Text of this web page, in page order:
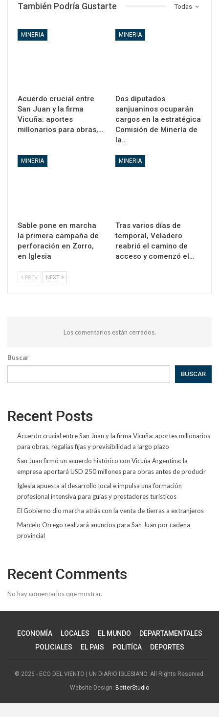
Todas
También Podría Gustarte
MINERIA
Acuerdo crucial entre
San Juan y la firma
Vicuña: aportes
millonarios para obras,…
MINERIA
Dos diputados
sanjuaninos ocuparán
cargos en la estratégica
Comisión de Minería de
la…
MINERIA
Sable pone en marcha
la primera campaña de
perforación en Zorro,
en Iglesia
MINERIA
Tras varios días de
temporal, Veladero
reabrió el camino de
acceso y comenzó el…
PREV NEXT
Los comentarios están cerrados.
Buscar
BUSCAR
Recent Posts
Acuerdo crucial entre San Juan y la firma Vicuña: aportes millonarios
para obras, regalías fijas y previsibilidad a largo plazo
San Juan firmó un acuerdo histórico con Vicuña Argentina: la
empresa aportará USD 250 millones para obras antes de producir
Iglesia apuesta al desarrollo local e impulsa una formación
profesional intensiva para guías y prestadores turísticos
El Gobierno dio marcha atrás con la venta de tierras a extranjeros
Marcelo Orrego realizará anuncios para San Juan por cadena
provincial
Recent Comments
No hay comentarios que mostrar.
ECONOMÍA LOCALES EL MUNDO
DEPARTAMENTALES
POLICIALES
EL PAIS POLITÍCA DEPORTES
© 2026 - ECO DEL VIENTO | UN DIARIO IGLESIANO. All Rights Reserved.
Website Design: BetterStudio